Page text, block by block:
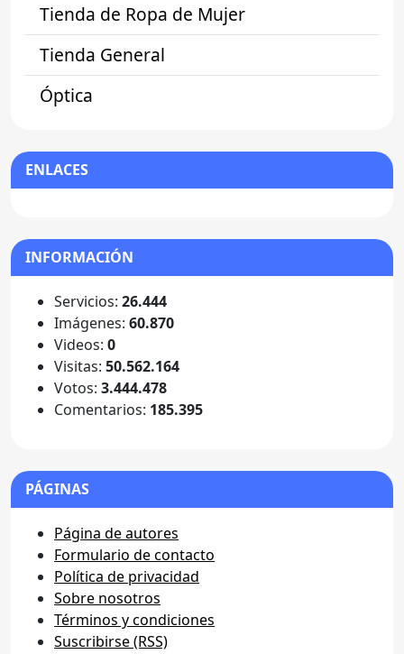
Tienda de Ropa de Mujer
Tienda General
Óptica
ENLACES
INFORMACIÓN
Servicios: 26.444
Imágenes: 60.870
Videos: 0
Visitas: 50.562.164
Votos: 3.444.478
Comentarios: 185.395
PÁGINAS
Página de autores
Formulario de contacto
Política de privacidad
Sobre nosotros
Términos y condiciones
Suscribirse (RSS)